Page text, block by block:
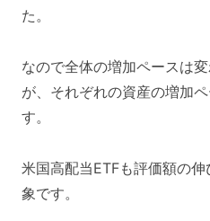
た。
なので全体の増加ペースは
が、それぞれの資産の増加
す。
米国高配当ETFも評価額の
象です。